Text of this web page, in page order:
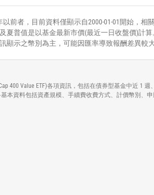
前者，目前資料僅顯示自2000-01-01開始，相
夏普值是以基金最新市價(最近一日收盤價)計算
顯示之幣別為主，可能因匯率導致報酬差異較大
Cap 400 Value ETF)各項資訊，包括在債券型基金中近
各基本資料包括資產規模、手續費收費方式、計價幣別